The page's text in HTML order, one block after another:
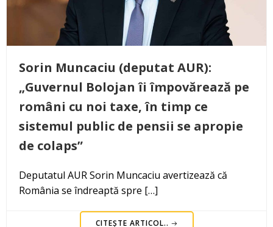
Sorin Muncaciu (deputat AUR):
„Guvernul Bolojan îi împovărează pe
români cu noi taxe, în timp ce
sistemul public de pensii se apropie
de colaps”
Deputatul AUR Sorin Muncaciu avertizează că
România se îndreaptă spre […]
CITEȘTE ARTICOL..